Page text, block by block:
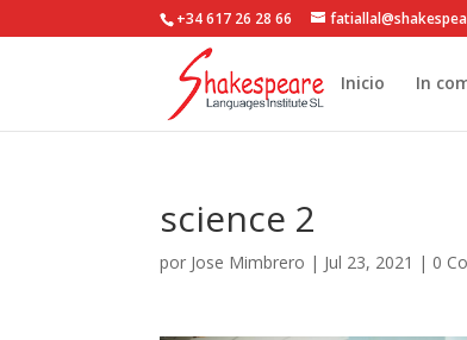
+34 617 26 28 66
Inicio In
science 2
por Jose Mimbrero | Jul 23, 2021 | 0